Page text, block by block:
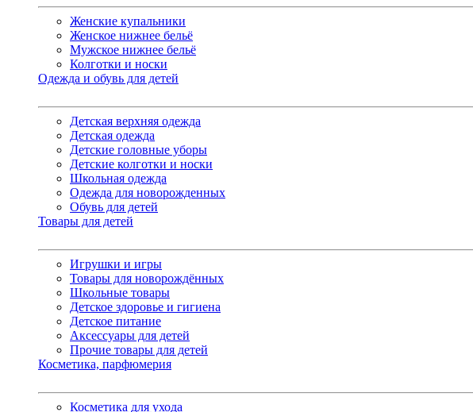
Женские купальники
Женское нижнее бельё
Мужское нижнее бельё
Колготки и носки
Одежда и обувь для детей
Детская верхняя одежда
Детская одежда
Детские головные уборы
Детские колготки и носки
Школьная одежда
Одежда для новорожденных
Обувь для детей
Товары для детей
Игрушки и игры
Товары для новорождённых
Школьные товары
Детское здоровье и гигиена
Детское питание
Аксессуары для детей
Прочие товары для детей
Косметика, парфюмерия
Косметика для ухода